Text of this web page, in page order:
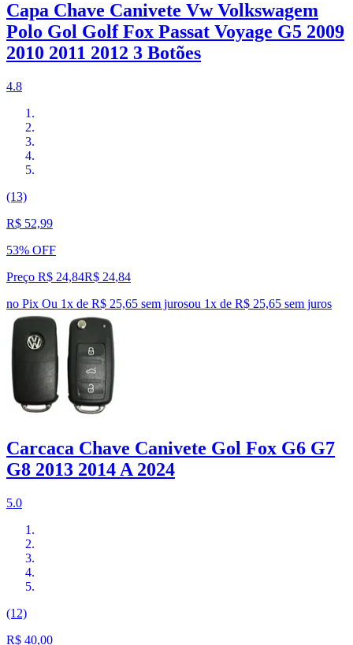
Capa Chave Canivete Vw Volkswagem
Polo Gol Golf Fox Passat Voyage G5 2009
2010 2011 2012 3 Botões
4.8
(13)
R$ 52,99
53% OFF
Preço R$ 24,84R$ 24,84
no Pix Ou 1x de R$ 25,65 sem jurosou 1x de R$ 25,65 sem juros
Carcaca Chave Canivete Gol Fox G6 G7
G8 2013 2014 A 2024
5.0
(12)
R$ 40,00